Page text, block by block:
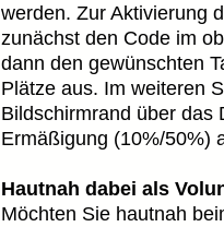
werden. Zur Aktivierung
zunächst den Code im
dann den gewünschten
Plätze aus. Im weiteren
Bildschirmrand über das
Ermäßigung (10%/50%)
Hautnah dabei als
Möchten Sie hautnah